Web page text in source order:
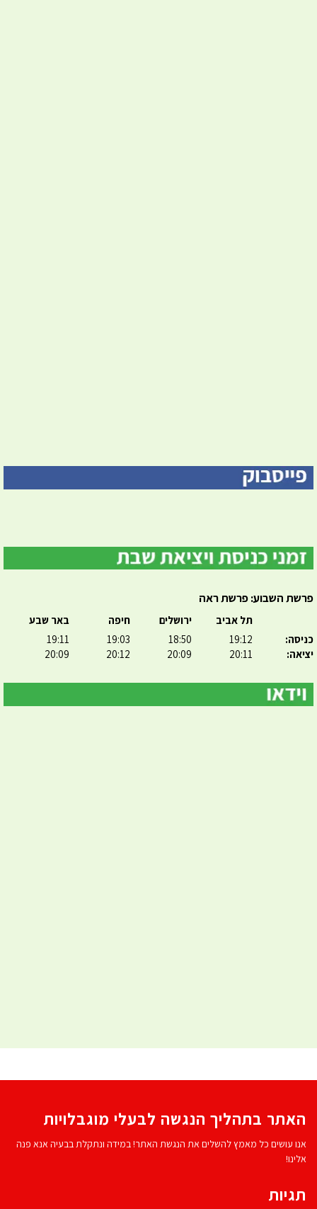
פרשת השבוע: פרשת ראה
כניסה:
יציאה:
תל אביב
19:12
20:11
ירושלים
18:50
20:09
חיפה
19:03
20:12
באר שבע
19:11
20:09
האתר בתהליך הנגשה לבעלי מוגבלויות
אנו עושים כל מאמץ להשלים את הנגשת האתר! במידה ונתקלת בבעיה אנא פנה
אלינו!
תגיות